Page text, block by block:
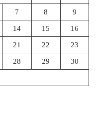
7 8 9
14 15 16
21 22 23
28 29 30